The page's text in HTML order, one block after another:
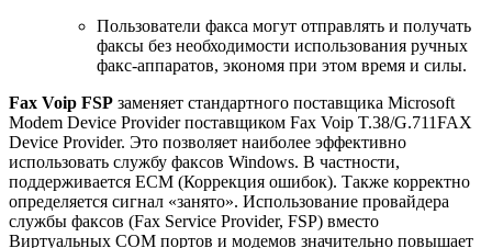
Пользователи факса могут отправлять и получать
факсы без необходимости использования ручных
факс-аппаратов, экономя при этом время и силы.
Fax Voip FSP заменяет стандартного поставщика Microsoft
Modem Device Provider поставщиком Fax Voip T.38/G.711FAX
Device Provider. Это позволяет наиболее эффективно
использовать службу факсов Windows. В частности,
поддерживается ECM (Коррекция ошибок). Также корректно
определяется сигнал «занято». Использование провайдера
службы факсов (Fax Service Provider, FSP) вместо
Виртуальных COM портов и модемов значительно повышает